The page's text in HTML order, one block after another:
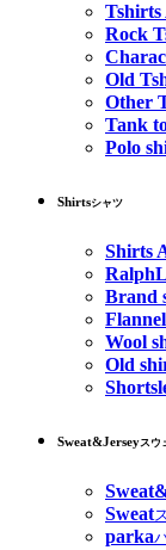
Tshirts
Rock
Old
Other
Tank
Polo
Shirtsシャツ
Shirts
Brand
Wool
Old
Sweat&Jerseyスウ
Sweat
parka